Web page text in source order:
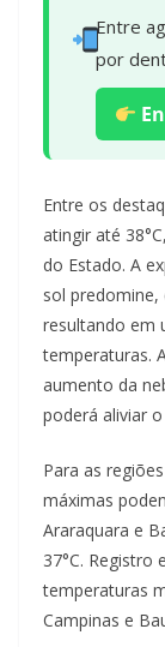
Entre
por
Entre os
atingir até
do Estado. A
sol predomine,
resultando em
temperaturas.
aumento da
poderá aliviar
Para as
máximas
Araraquara e
37°C. Registro
temperaturas
Campinas e